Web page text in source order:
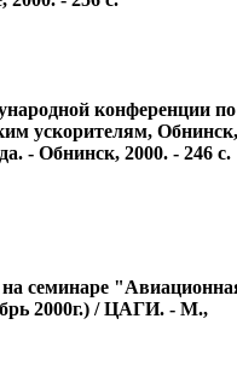
конференции по
ускорителям, Обнинск,
- Обнинск, 2000. - 246 с.
семинаре
2000г.) / ЦАГИ. - М.,